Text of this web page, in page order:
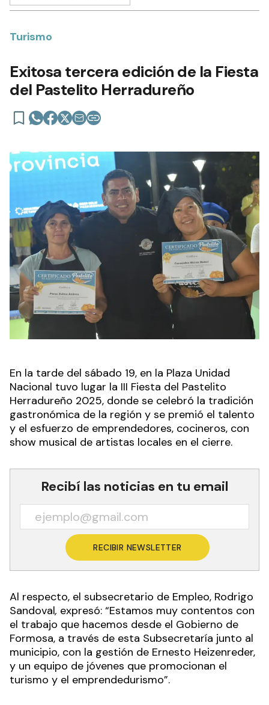
Turismo
Exitosa tercera edición de la Fiesta
del Pastelito Herradureño
En la tarde del sábado 19, en la Plaza Unidad
Nacional tuvo lugar la III Fiesta del Pastelito
Herradureño 2025, donde se celebró la tradición
gastronómica de la región y se premió el talento
y el esfuerzo de emprendedores, cocineros, con
show musical de artistas locales en el cierre.
Recibí las noticias en tu email
RECIBIR NEWSLETTER
Al respecto, el subsecretario de Empleo, Rodrigo
Sandoval, expresó: “Estamos muy contentos con
el trabajo que hacemos desde el Gobierno de
Formosa, a través de esta Subsecretaría junto al
municipio, con la gestión de Ernesto Heizenreder,
y un equipo de jóvenes que promocionan el
turismo y el emprendedurismo”.